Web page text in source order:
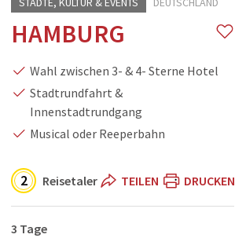
HAMBURG
Wahl zwischen 3- & 4- Sterne Hotel
Stadtrundfahrt &
Innenstadtrundgang
Musical oder Reeperbahn
2 Reisetaler TEILEN DRUCKEN
3 Tage